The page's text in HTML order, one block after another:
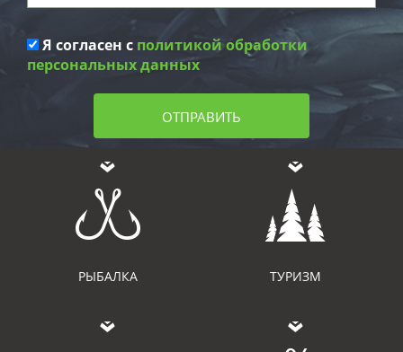
Я согласен с политикой обработки
персональных данных
ОТПРАВИТЬ
РЫБАЛКА ТУРИЗМ